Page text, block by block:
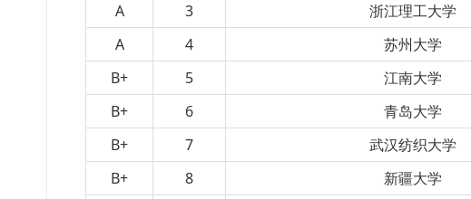
A
3 浙江理工大学
A
4 苏州大学
B+
5 江南大学
B+
6 青岛大学
B+
7 武汉纺织大学
B+
8 新疆大学